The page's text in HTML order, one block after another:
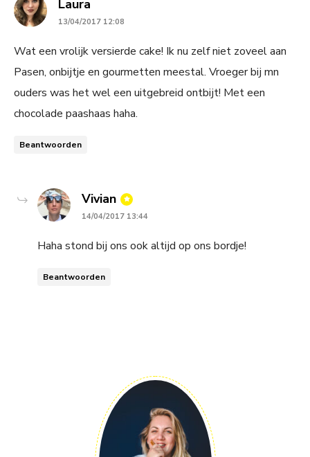
Laura
13/04/2017 12:08
Wat een vrolijk versierde cake! Ik nu zelf niet zoveel aan
Pasen, onbijtje en gourmetten meestal. Vroeger bij mn
ouders was het wel een uitgebreid ontbijt! Met een
chocolade paashaas haha.
Beantwoorden
Vivian says:
14/04/2017 13:44
Haha stond bij ons ook altijd op ons bordje!
Beantwoorden